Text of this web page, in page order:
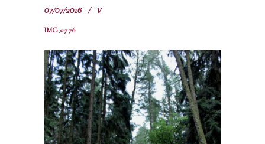
07/07/2016 V
IMG_0776